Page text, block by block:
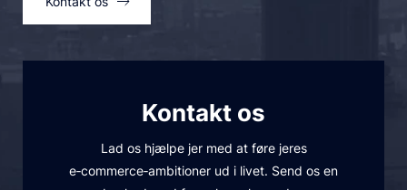
Kontakt os
Lad os hjælpe jer med at føre jeres
e‑commerce‑ambitioner ud i livet. Send os en